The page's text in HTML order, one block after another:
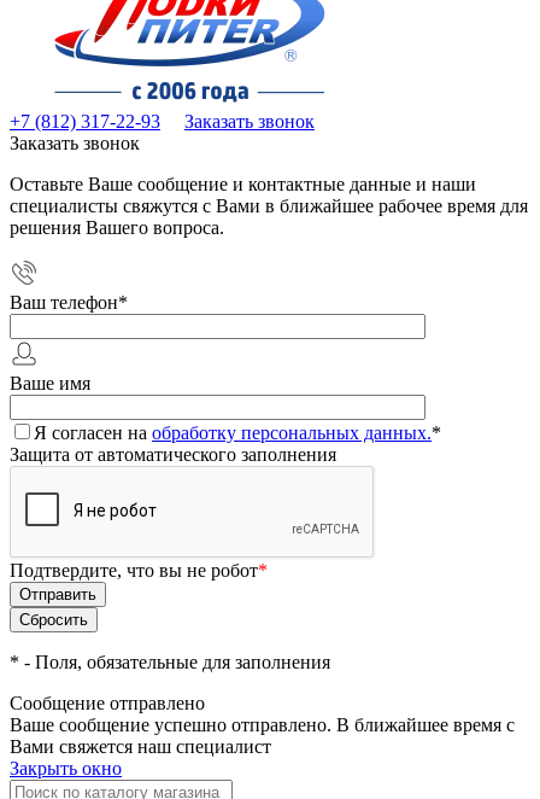
+7 (812) 317-22-93
Заказать звонок
Заказать звонок
Оставьте Ваше сообщение и контактные данные и наши
специалисты свяжутся с Вами в ближайшее рабочее время для
решения Вашего вопроса.
Ваш телефон*
Ваше имя
Я согласен на обработку персональных данных.*
Защита от автоматического заполнения
Подтвердите, что вы не робот*
* - Поля, обязательные для заполнения
Сообщение отправлено
Ваше сообщение успешно отправлено. В ближайшее время с
Вами свяжется наш специалист
Закрыть окно